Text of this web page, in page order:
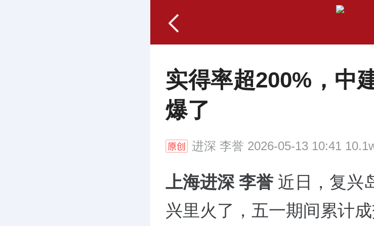
实得率超200%，中
爆了
进深 李誉 2026-05-13 10:41
上海进深 李誉 近日，复兴
兴里火了，五一期间累计